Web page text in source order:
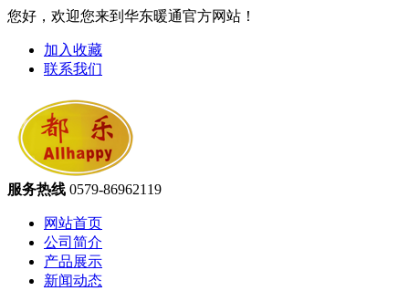
您好，欢迎您来到华东暖通官方网站！
加入收藏
联系我们
服务热线 0579-86962119
网站首页
公司简介
产品展示
新闻动态